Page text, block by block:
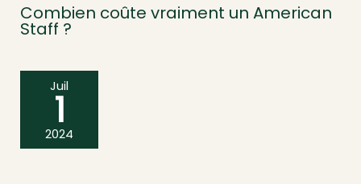
Combien coûte vraiment un American
Staff ?
Juil
1
2024